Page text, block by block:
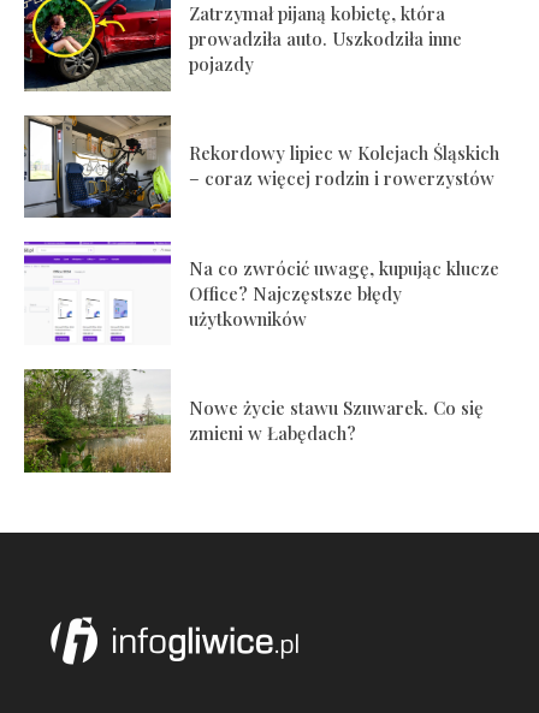
Zatrzymał pijaną kobietę, która
prowadziła auto. Uszkodziła inne
pojazdy
Rekordowy lipiec w Kolejach Śląskich
– coraz więcej rodzin i rowerzystów
Na co zwrócić uwagę, kupując klucze
Office? Najczęstsze błędy
użytkowników
Nowe życie stawu Szuwarek. Co się
zmieni w Łabędach?